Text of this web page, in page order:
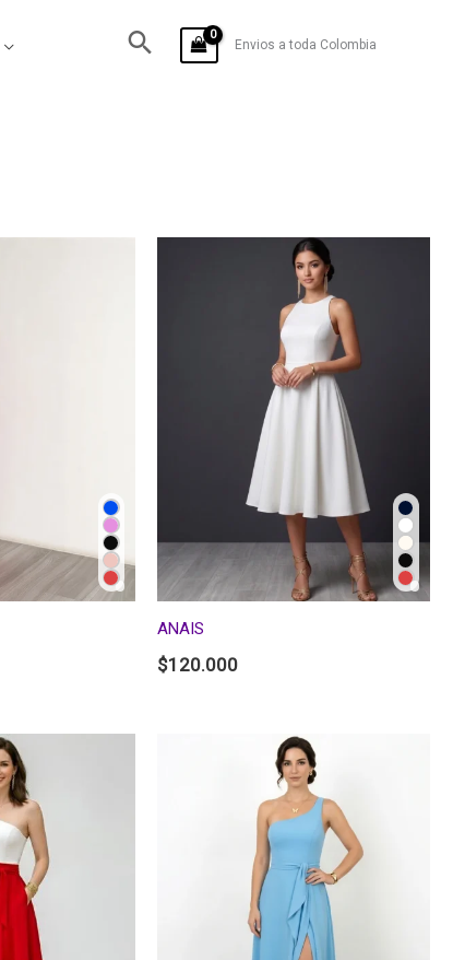
Envios a toda Colombia
ANAIS
$120.000